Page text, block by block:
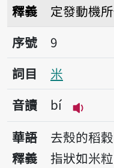
釋義
定發動機
序號9米
序號
9
詞目
米
音讀
bí
播放
華語
釋義
去殼的稻穀
指狀如米